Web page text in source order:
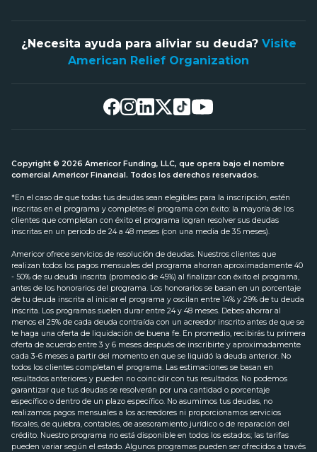
¿Necesita ayuda para aliviar su deuda? Visite
American Relief Organization
Copyright © 2026 Americor Funding, LLC, que opera bajo el nombre
comercial Americor Financial. Todos los derechos reservados.
*En el caso de que todas tus deudas sean elegibles para la inscripción, estén
inscritas en el programa y completes el programa con éxito: la mayoría de los
clientes que completan con éxito el programa logran resolver sus deudas
inscritas en un periodo de 24 a 48 meses (con una media de 35 meses).
Americor ofrece servicios de resolución de deudas. Nuestros clientes que
realizan todos los pagos mensuales del programa ahorran aproximadamente 40
- 50% de su deuda inscrita (promedio de 45%) al finalizar con éxito el programa,
antes de los honorarios del programa. Los honorarios se basan en un porcentaje
de tu deuda inscrita al iniciar el programa y oscilan entre 14% y 29% de tu deuda
inscrita. Los programas suelen durar entre 24 y 48 meses. Debes ahorrar al
menos el 25% de cada deuda contraída con un acreedor inscrito antes de que se
te haga una oferta de liquidación de buena fe. En promedio, recibirás tu primera
oferta de acuerdo entre 3 y 6 meses después de inscribirte y aproximadamente
cada 3-6 meses a partir del momento en que se liquidó la deuda anterior. No
todos los clientes completan el programa. Las estimaciones se basan en
resultados anteriores y pueden no coincidir con tus resultados. No podemos
garantizar que tus deudas se resolverán por una cantidad o porcentaje
específico o dentro de un plazo específico. No asumimos tus deudas, no
realizamos pagos mensuales a los acreedores ni proporcionamos servicios
fiscales, de quiebra, contables, de asesoramiento jurídico o de reparación del
crédito. Nuestro programa no está disponible en todos los estados; las tarifas
pueden variar según el estado. Algunos programas pueden ser ofrecidos a través